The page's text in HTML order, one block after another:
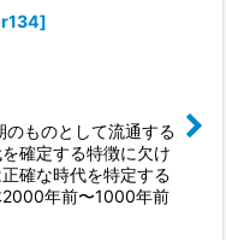
]
ものとして流通する
確定する特徴に欠け
確な時代を特定する
2000年前〜1000年前